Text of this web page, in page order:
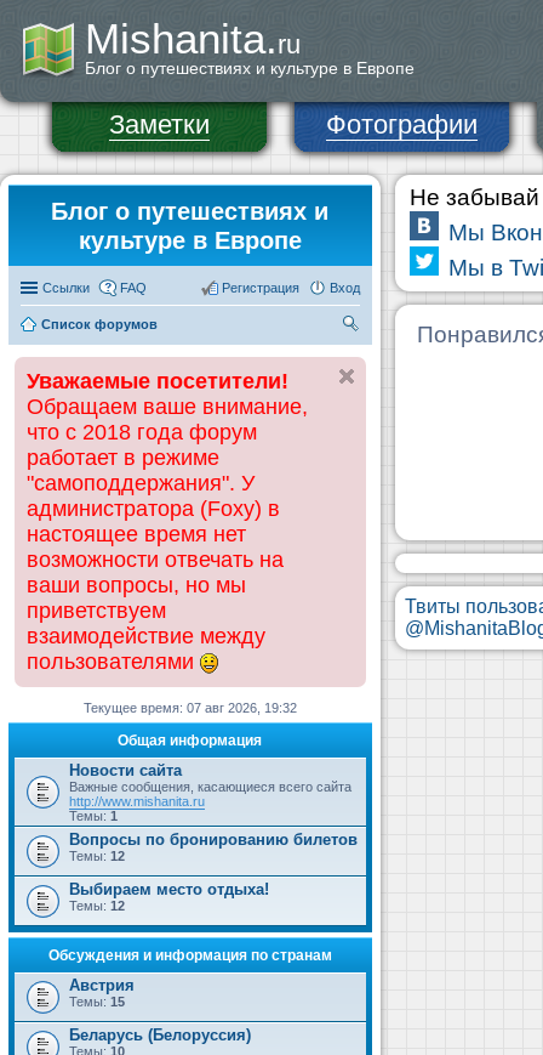
Mishanita.ru
Блог о путешествиях и культуре в Европе
Заметки Фотографии
Блог о путешествиях и
культуре в Европе
Ссылки FAQ Вход
Регистрация
Список форумов
ск
Уважаемые посетители!
Обращаем ваше внимание,
что с 2018 года форум
работает в режиме
"самоподдержания". У
администратора (Foxy) в
настоящее время нет
возможности отвечать на
ваши вопросы, но мы
приветствуем
взаимодействие между
пользователями
Текущее время: 07 авг 2026, 19:32
Общая информация
Новости сайта
Важные сообщения, касающиеся всего сайта
http://www.mishanita.ru
Темы: 1
Вопросы по бронированию билетов
Темы: 12
Выбираем место отдыха!
Темы: 12
Обсуждения и информация по странам
Австрия
Темы: 15
Беларусь (Белоруссия)
Темы: 10
Не забывай
Мы
Мы в
Твиты